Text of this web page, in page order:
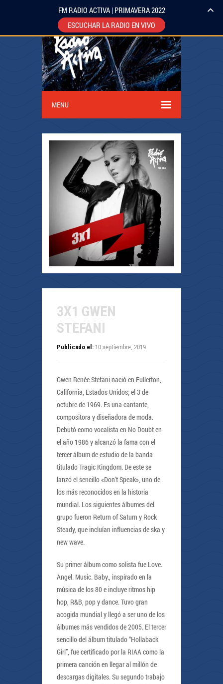
MENU
3X1 GWEN
STEFANI
Publicado el: 10 septiembre, 2019
Gwen Renée Stefani nació en Fullerton,
California, Estados Unidos; el 3 de
octubre de 1969. Es una cantante,
compositora y diseñadora de moda.
Debutó como vocalista en No Doubt en
el año 1986 y alcanzó la fama con el
tercer álbum de estudio de la banda
titulado Tragic Kingdom. De este se
lanzó el sencillo «Don’t Speak», uno de
los más reconocidos en la historia
mundial. Los siguientes álbumes del
grupo fueron Return of Saturn y Rock
Steady, que incluían influencias de ska y
new wave.
Su primer álbum como solista fue Love.
Angel. Music. Baby., inspirado en la
música de los 80 e incluye ritmos hip
hop, R&B, pop y dance. Tuvo gran
acogida mundial y llegó a ser uno de los
álbumes más vendidos de 2005. El tercer
sencillo del álbum titulado “Hollaback
Girl”, fue certificado por la RIAA como la
primera canción en llegar al millón de
descargas digitales. Su segundo trabajo
FM RADIO ACTIVA | PRIMAVERA 2022
ESCUCHAR LA RADIO EN VIVO